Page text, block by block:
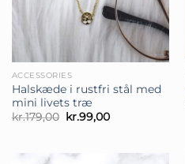
ACCESSORIES
Halskæde i rustfri stål med
mini livets træ
kr.179,00 Den
oprindelige
kr.179,00.
kr.99,00Den
kr.99,00.